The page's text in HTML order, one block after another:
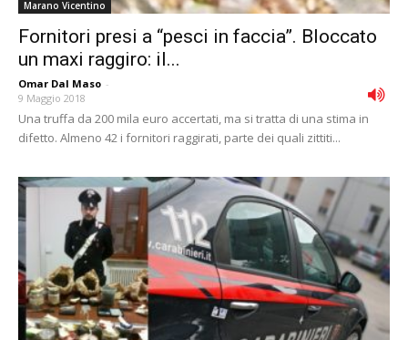
Marano Vicentino
Fornitori presi a “pesci in faccia”. Bloccato
un maxi raggiro: il...
Omar Dal Maso -
9 Maggio 2018
Una truffa da 200 mila euro accertati, ma si tratta di una stima in
difetto. Almeno 42 i fornitori raggirati, parte dei quali zittiti...